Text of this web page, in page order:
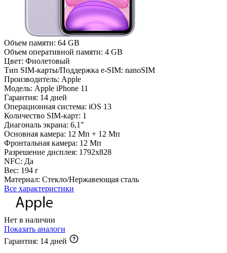
Объем памяти: 64 GB
Объем оперативной памяти: 4 GB
Цвет: Фиолетовый
Тип SIM-карты/Поддержка e-SIM: nanoSIM
Производитель: Apple
Модель: Apple iPhone 11
Гарантия: 14 дней
Операционная система: iOS 13
Количество SIM-карт: 1
Диагональ экрана: 6,1"
Основная камера: 12 Мп + 12 Мп
Фронтальная камера: 12 Мп
Разрешение дисплея: 1792x828
NFC: Да
Вес: 194 г
Материал: Стекло/Нержавеющая сталь
Все характеристики
Нет в наличии
Показать аналоги
Гарантия: 14 дней